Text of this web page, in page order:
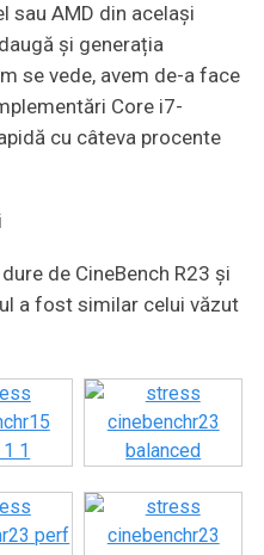
sau AMD din același
și generația
se vede, avem de-a face
Core i7-
cu câteva procente
de CineBench R23 și
a fost similar celui văzut